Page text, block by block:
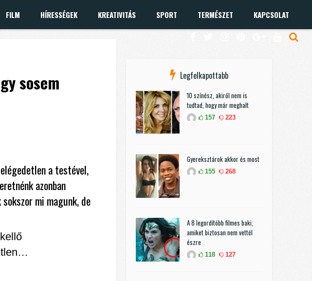
FILM HÍRESSÉGEK KREATIVITÁS SPORT TERMÉSZET KAPCSOLAT
sosem
a testével,
azonban
mi magunk, de
Legfelkapottabb
10 színész, akiről nem is
tudtad, hogy már meghalt
157 223
Gyereksztárok akkor és most
155 268
A 8 legordítóbb filmes baki,
amiket biztosan nem vettél
észre
118 127